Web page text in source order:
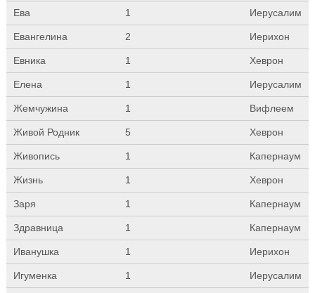
Ева 1 Иерусалим
Евангелина 2 Иерихон
Евника 1 Хеврон
Елена 1 Иерусалим
Жемчужина 1 Вифлеем
Живой Родник 5 Хеврон
Живопись 1 Капернаум
Жизнь 1 Хеврон
Заря 1 Капернаум
Здравница 1 Капернаум
Иванушка 1 Иерихон
Игуменка 1 Иерусалим